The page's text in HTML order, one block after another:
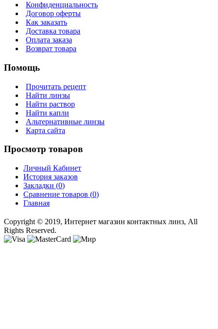
Конфиденциальность
Договор оферты
Как заказать
Доставка товара
Оплата заказа
Возврат товара
Помощь
Прочитать рецепт
Найти линзы
Найти раствор
Найти капли
Альтернативные линзы
Карта сайта
Просмотр товаров
Личный Кабинет
История заказов
Закладки (0)
Сравнение товаров (0)
Главная
Copyright © 2019, Интернет магазин контактных линз, All
Rights Reserved.